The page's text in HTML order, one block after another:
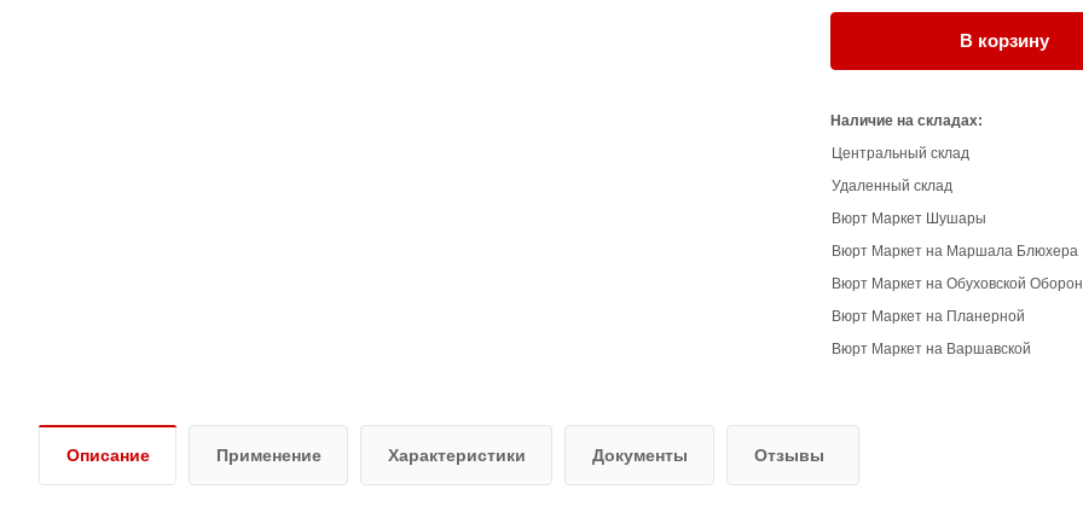
В корзину
Наличие на складах:
Центральный склад
Удаленный склад
Вюрт Маркет Шушары
Вюрт Маркет на Маршала Блюхера
Вюрт Маркет на Обуховской
Вюрт Маркет на Планерной
Вюрт Маркет на Варшавской
Описание Применение Характеристики Документы Отзывы